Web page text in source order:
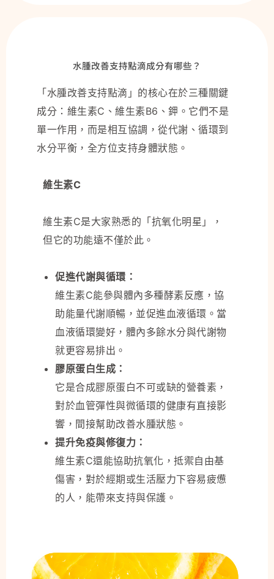
水腫改善支持點滴成分有哪些？
「水腫改善支持點滴」的核心在於三種關鍵
成分：維生素C、維生素B6、鉀。它們不是
單一作用，而是相互協調，從代謝、循環到
水分平衡，全方位支持身體狀態。
維生素C
維生素C是大家熟悉的「抗氧化明星」，
但它的功能遠不僅於此。
促進代謝與循環：
維生素C能參與體內多種酵素反應，協
助能量代謝順暢，並促進血液循環。當
血液循環變好，體內多餘水分與代謝物
就更容易排出。
膠原蛋白生成：
它是合成膠原蛋白不可或缺的營養素，
對於血管彈性與微循環的健康有直接影
響，間接幫助改善水腫狀態。
提升免疫與修復力：
維生素C還能協助抗氧化，抵禦自由基
傷害，對於經期或生活壓力下容易疲憊
的人，能帶來支持與保護。